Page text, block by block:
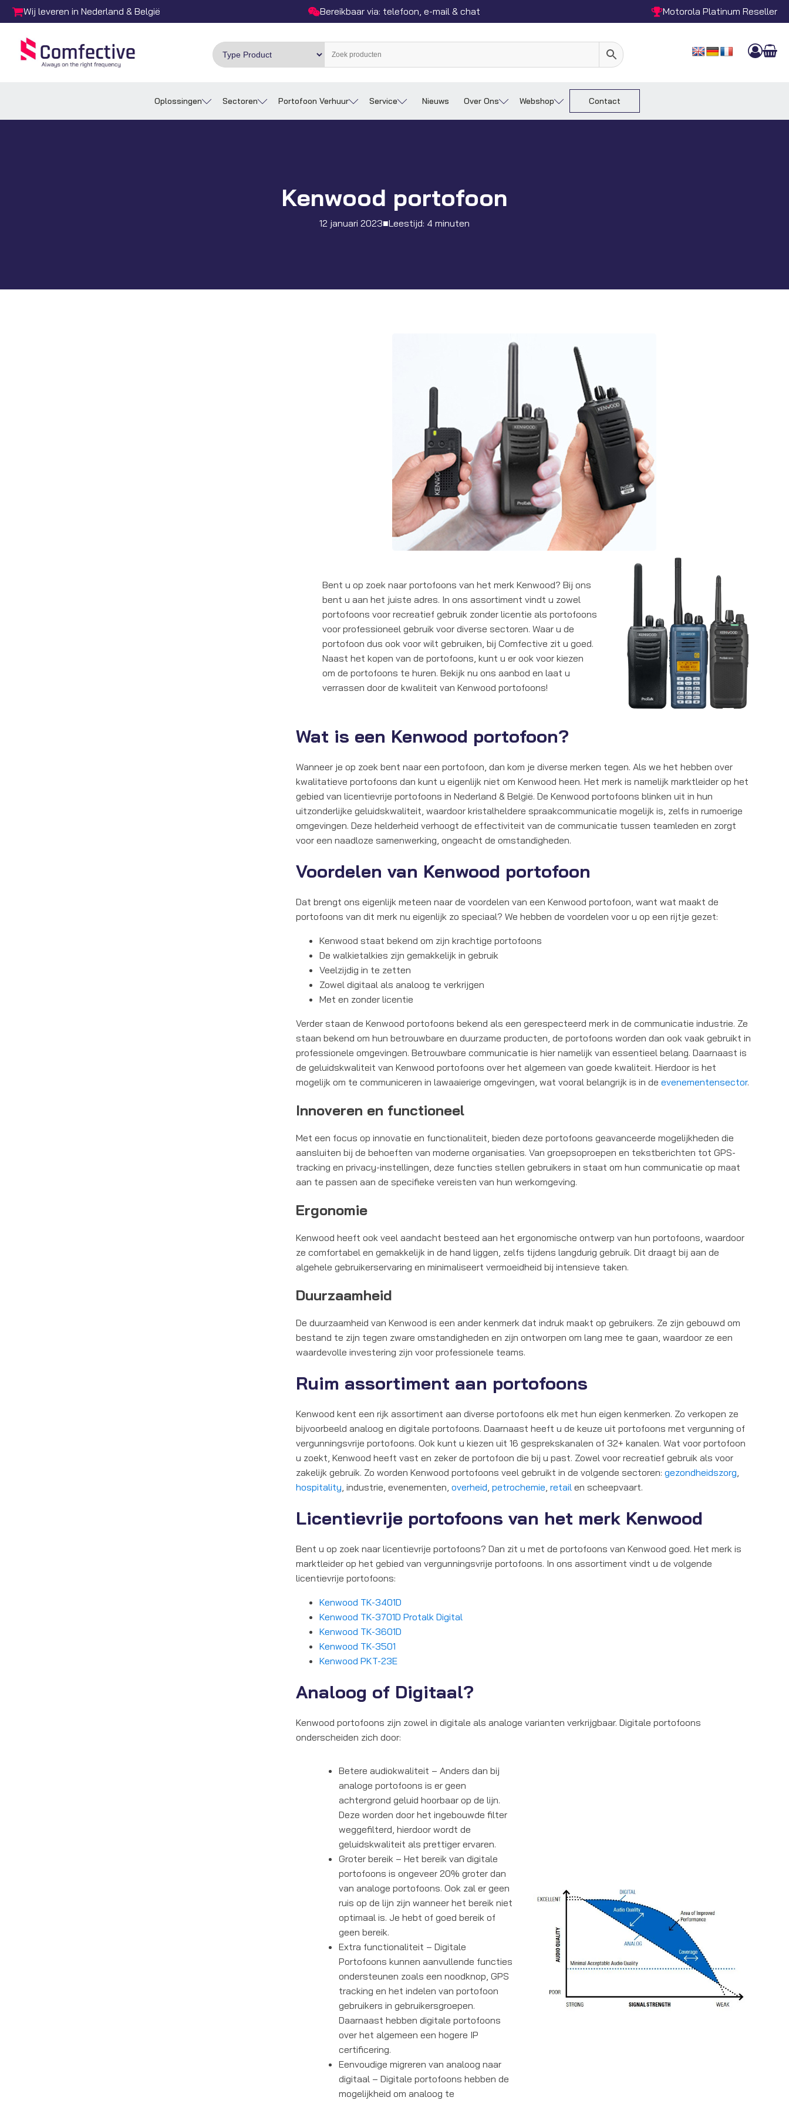
Wij leveren in Nederland & België Bereikbaar via: telefoon, e-mail & chat Motorola Platinum Reseller
Oplossingen Sectoren Portofoon Verhuur Service Nieuws Over Ons Webshop Contact
Kenwood portofoon
12 januari 2023■Leestijd: 4 minuten
Bent u op zoek naar portofoons van het merk Kenwood? Bij ons
bent u aan het juiste adres. In ons assortiment vindt u zowel
portofoons voor recreatief gebruik zonder licentie als portofoons
voor professioneel gebruik voor diverse sectoren. Waar u de
portofoon dus ook voor wilt gebruiken, bij Comfective zit u goed.
Naast het kopen van de portofoons, kunt u er ook voor kiezen
om de portofoons te huren. Bekijk nu ons aanbod en laat u
verrassen door de kwaliteit van Kenwood portofoons!
Wat is een Kenwood portofoon?
Wanneer je op zoek bent naar een portofoon, dan kom je diverse merken tegen. Als we het hebben over
kwalitatieve portofoons dan kunt u eigenlijk niet om Kenwood heen. Het merk is namelijk marktleider op het
gebied van licentievrije portofoons in Nederland & België. De Kenwood portofoons blinken uit in hun
uitzonderlijke geluidskwaliteit, waardoor kristalheldere spraakcommunicatie mogelijk is, zelfs in rumoerige
omgevingen. Deze helderheid verhoogt de effectiviteit van de communicatie tussen teamleden en zorgt
voor een naadloze samenwerking, ongeacht de omstandigheden.
Voordelen van Kenwood portofoon
Dat brengt ons eigenlijk meteen naar de voordelen van een Kenwood portofoon, want wat maakt de
portofoons van dit merk nu eigenlijk zo speciaal? We hebben de voordelen voor u op een rijtje gezet:
Kenwood staat bekend om zijn krachtige portofoons
De walkietalkies zijn gemakkelijk in gebruik
Veelzijdig in te zetten
Zowel digitaal als analoog te verkrijgen
Met en zonder licentie
Verder staan de Kenwood portofoons bekend als een gerespecteerd merk in de communicatie industrie. Ze
staan bekend om hun betrouwbare en duurzame producten, de portofoons worden dan ook vaak gebruikt in
professionele omgevingen. Betrouwbare communicatie is hier namelijk van essentieel belang. Daarnaast is
de geluidskwaliteit van Kenwood portofoons over het algemeen van goede kwaliteit. Hierdoor is het
mogelijk om te communiceren in lawaaierige omgevingen, wat vooral belangrijk is in deevenementensector.
Innoveren en functioneel
Met een focus op innovatie en functionaliteit, bieden deze portofoons geavanceerde mogelijkheden die
aansluiten bij de behoeften van moderne organisaties. Van groepsoproepen en tekstberichten tot GPS-
tracking en privacy-instellingen, deze functies stellen gebruikers in staat om hun communicatie op maat
aan te passen aan de specifieke vereisten van hun werkomgeving.
Ergonomie
Kenwood heeft ook veel aandacht besteed aan het ergonomische ontwerp van hun portofoons, waardoor
ze comfortabel en gemakkelijk in de hand liggen, zelfs tijdens langdurig gebruik. Dit draagt bij aan de
algehele gebruikerservaring en minimaliseert vermoeidheid bij intensieve taken.
Duurzaamheid
De duurzaamheid van Kenwood is een ander kenmerk dat indruk maakt op gebruikers. Ze zijn gebouwd om
bestand te zijn tegen zware omstandigheden en zijn ontworpen om lang mee te gaan, waardoor ze een
waardevolle investering zijn voor professionele teams.
Ruim assortiment aan portofoons
Kenwood kent een rijk assortiment aan diverse portofoons elk met hun eigen kenmerken. Zo verkopen ze
bijvoorbeeld analoog en digitale portofoons. Daarnaast heeft u de keuze uit portofoons met vergunning of
vergunningsvrije portofoons. Ook kunt u kiezen uit 16 gesprekskanalen of 32+ kanalen. Wat voor portofoon
u zoekt, Kenwood heeft vast en zeker de portofoon die bij u past. Zowel voor recreatief gebruik als voor
zakelijk gebruik. Zo worden Kenwood portofoons veel gebruikt in de volgende sectoren:gezondheidszorg,
hospitality, industrie, evenementen,overheid,petrochemie,retail en scheepvaart.
Licentievrije portofoons van het merk Kenwood
Bent u op zoek naar licentievrije portofoons? Dan zit u met de portofoons van Kenwood goed. Het merk is
marktleider op het gebied van vergunningsvrije portofoons. In ons assortiment vindt u de volgende
licentievrije portofoons:
Kenwood TK-3401D
Kenwood TK-3701D Protalk Digital
Kenwood TK-3601D
Kenwood TK-3501
Kenwood PKT-23E
Analoog of Digitaal?
Kenwood portofoons zijn zowel in digitale als analoge varianten verkrijgbaar. Digitale portofoons
onderscheiden zich door:
Betere audiokwaliteit – Anders dan bij
analoge portofoons is er geen
achtergrond geluid hoorbaar op de lijn.
Deze worden door het ingebouwde filter
weggefilterd, hierdoor wordt de
geluidskwaliteit als prettiger ervaren.
Groter bereik – Het bereik van digitale
portofoons is ongeveer 20% groter dan
van analoge portofoons. Ook zal er geen
ruis op de lijn zijn wanneer het bereik niet
optimaal is. Je hebt of goed bereik of
geen bereik.
Extra functionaliteit – Digitale
Portofoons kunnen aanvullende functies
ondersteunen zoals een noodknop, GPS
tracking en het indelen van portofoon
gebruikers in gebruikersgroepen.
Daarnaast hebben digitale portofoons
over het algemeen een hogere IP
certificering.
Eenvoudige migreren van analoog naar
digitaal – Digitale portofoons hebben de
mogelijkheid om analoog te